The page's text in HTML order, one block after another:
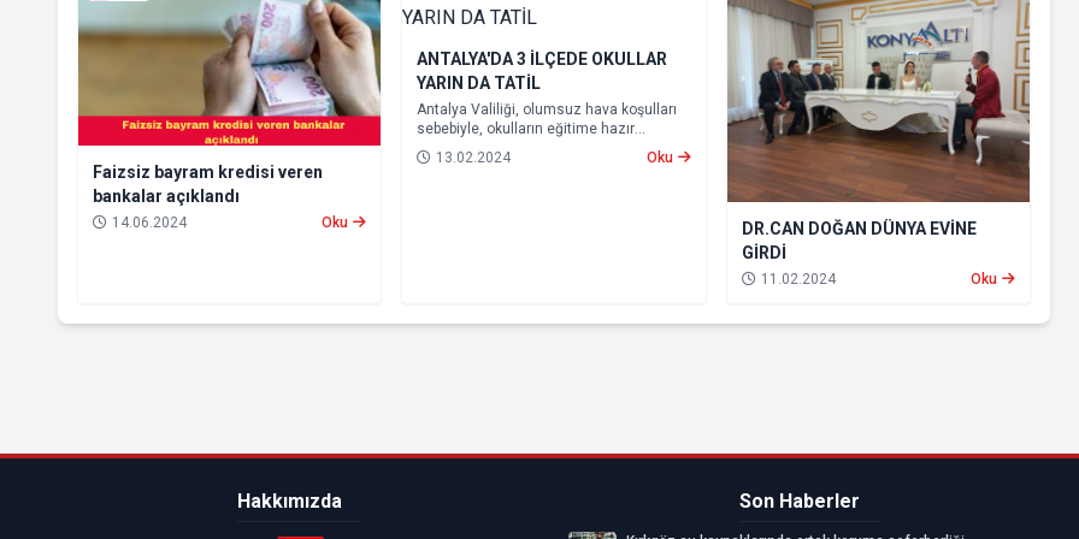
Faizsiz bayram kredisi veren
bankalar açıklandı
14.06.2024 Oku
ANTALYA'DA 3 İLÇEDE OKULLAR
YARIN DA TATİL
Antalya Valiliği, olumsuz hava koşulları
sebebiyle, okulların eğitime hazır
olamayacağından, Kepez, Muratpaşa ve
Konyaaltı ilçelerinde eğitime yarın da ara
13.02.2024 Oku
DR.CAN DOĞAN DÜNYA EVİNE
GİRDİ
11.02.2024 Oku
Hakkımızda Son Haberler